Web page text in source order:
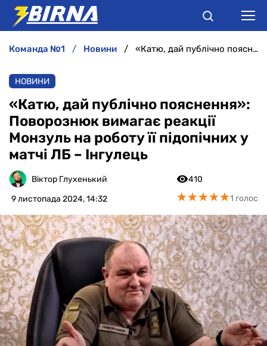
АНАЛІТИКА
ІНТЕРВ'Ю
РІЗНЕ
БУКМЕКЕРИ
команда №1 новини «Катю, дай публічно пояснення»: Поворознюк вимагає реакції Монзуль на роботу її підопічних у матчі ЛБ – Інгулець
НОВИНИ
«Катю, дай публічно пояснення»:
Поворознюк вимагає реакції
Монзуль на роботу її підопічних у
матчі ЛБ – Інгулець
Віктор Глухенький
9 листопада 2024, 14:32
410
★★★★★
★★★★★1 голос